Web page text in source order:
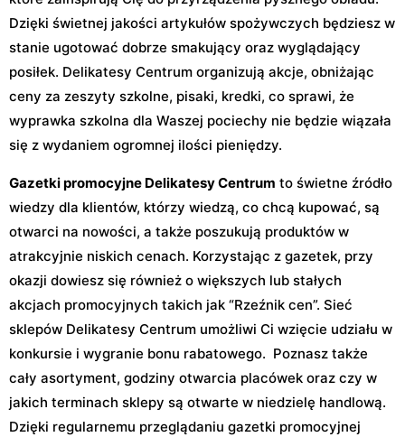
Dzięki świetnej jakości artykułów spożywczych będziesz w
stanie ugotować dobrze smakujący oraz wyglądający
posiłek. Delikatesy Centrum organizują akcje, obniżając
ceny za zeszyty szkolne, pisaki, kredki, co sprawi, że
wyprawka szkolna dla Waszej pociechy nie będzie wiązała
się z wydaniem ogromnej ilości pieniędzy.
Gazetki promocyjne Delikatesy Centrum to świetne źródło
wiedzy dla klientów, którzy wiedzą, co chcą kupować, są
otwarci na nowości, a także poszukują produktów w
atrakcyjnie niskich cenach. Korzystając z gazetek, przy
okazji dowiesz się również o większych lub stałych
akcjach promocyjnych takich jak “Rzeźnik cen”. Sieć
sklepów Delikatesy Centrum umożliwi Ci wzięcie udziału w
konkursie i wygranie bonu rabatowego. Poznasz także
cały asortyment, godziny otwarcia placówek oraz czy w
jakich terminach sklepy są otwarte w niedzielę handlową.
Dzięki regularnemu przeglądaniu gazetki promocyjnej